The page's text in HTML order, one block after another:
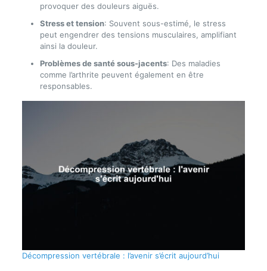
provoquer des douleurs aiguës.
Stress et tension: Souvent sous-estimé, le stress
peut engendrer des tensions musculaires, amplifiant
ainsi la douleur.
Problèmes de santé sous-jacents: Des maladies
comme l’arthrite peuvent également en être
responsables.
Décompression vertébrale : l’avenir s’écrit aujourd’hui